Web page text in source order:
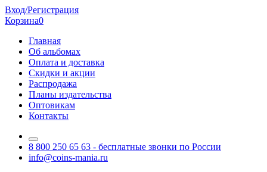
Вход/Регистрация
Корзина0
Главная
Об альбомах
Оплата и доставка
Скидки и акции
Распродажа
Планы издательства
Оптовикам
Контакты
8 800 250 65 63 - бесплатные звонки по России
info@coins-mania.ru